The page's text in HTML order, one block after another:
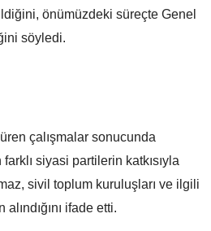
önümüzdeki süreçte Genel
söyledi.
çalışmalar sonucunda
siyasi partilerin katkısıyla
sivil toplum kuruluşları ve ilgili
ifade etti.